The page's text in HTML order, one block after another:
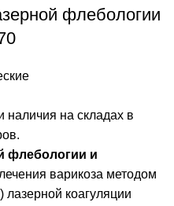
флебологии
наличия на складах в
флебологии и
варикоза методом
лазерной коагуляции